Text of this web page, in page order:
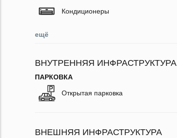
Кондиционеры
ещё
ВНУТРЕННЯЯ ИНФРАСТРУКТУРА
ПАРКОВКА
Открытая парковка
ВНЕШНЯЯ ИНФРАСТРУКТУРА